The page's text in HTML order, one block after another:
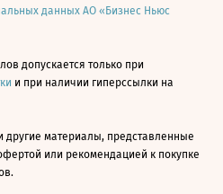
данных АО «Бизнес Ньюс
допускается только при
и при наличии гиперссылки на
другие материалы, представленные
или рекомендацией к покупке